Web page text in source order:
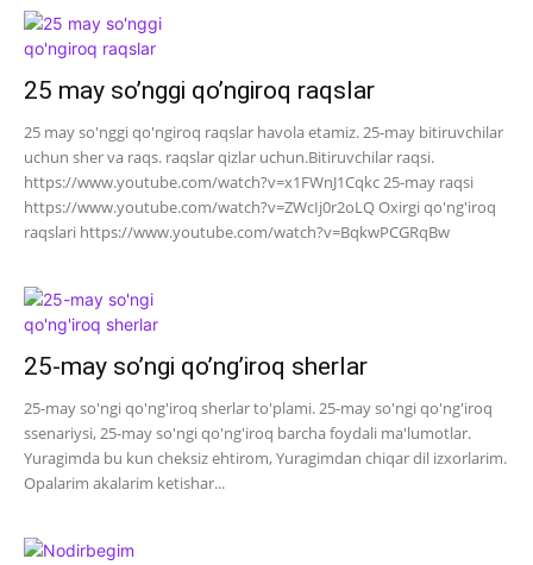
25 may so’nggi qo’ngiroq raqslar
25 may so'nggi qo'ngiroq raqslar havola etamiz. 25-may bitiruvchilar
uchun sher va raqs. raqslar qizlar uchun.Bitiruvchilar raqsi.
https://www.youtube.com/watch?v=x1FWnJ1Cqkc 25-may raqsi
https://www.youtube.com/watch?v=ZWcIj0r2oLQ Oxirgi qo'ng'iroq
raqslari https://www.youtube.com/watch?v=BqkwPCGRqBw
25-may so’ngi qo’ng’iroq sherlar
25-may so'ngi qo'ng'iroq sherlar to'plami. 25-may so'ngi qo'ng'iroq
ssenariysi, 25-may so'ngi qo'ng'iroq barcha foydali ma'lumotlar.
Yuragimda bu kun cheksiz ehtirom, Yuragimdan chiqar dil izxorlarim.
Opalarim akalarim ketishar...